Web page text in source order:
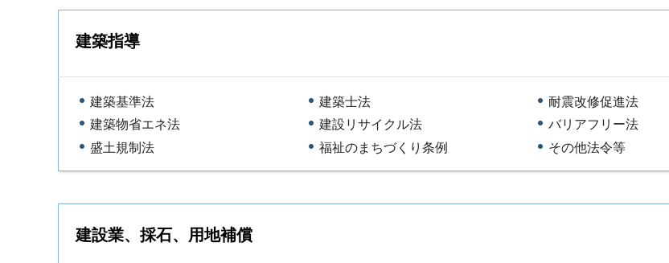
建築指導
建築基準法 建築士法 耐震改修促進法
建築物省エネ法
建設リサイクル法 バリアフリー法
盛土規制法
福祉のまちづくり条例 その他法令等
建設業、採石、用地補償